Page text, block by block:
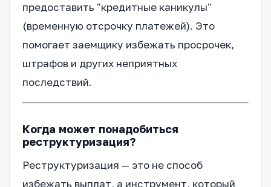
предоставить "кредитные каникулы"
(временную отсрочку платежей). Это
помогает заемщику избежать просрочек,
штрафов и других неприятных
последствий.
Когда может понадобиться
реструктуризация?
Реструктуризация — это не способ
избежать выплат, а инструмент, который